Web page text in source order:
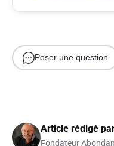
Poser une question
Article rédigé
Fondateur